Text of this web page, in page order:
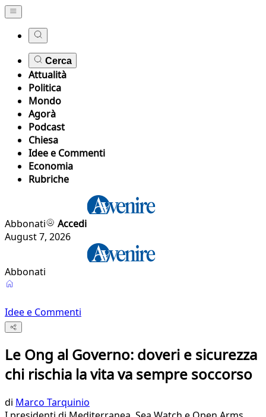
Cerca
Attualità
Politica
Mondo
Agorà
Podcast
Chiesa
Idee e Commenti
Economia
Rubriche
Abbonati
Accedi
August 7, 2026
Abbonati
Idee e Commenti
Le Ong al Governo: doveri e sicurezza
chi rischia la vita va sempre soccorso
di Marco Tarquinio